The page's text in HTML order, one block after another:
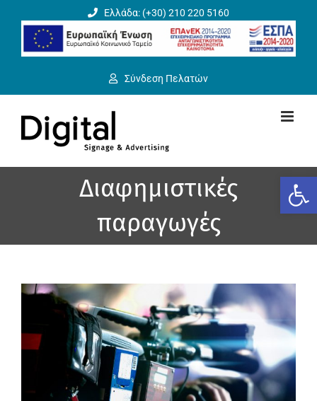
περιεχόμενο
Ελλάδα: (+30) 210 220 5160
Σύνδεση Πελατών
Διαφημιστικές
παραγωγές